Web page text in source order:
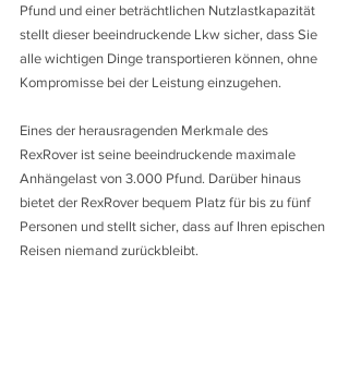
Pfund und einer beträchtlichen Nutzlastkapazität
stellt dieser beeindruckende Lkw sicher, dass Sie
alle wichtigen Dinge transportieren können, ohne
Kompromisse bei der Leistung einzugehen.
Eines der herausragenden Merkmale des
RexRover ist seine beeindruckende maximale
Anhängelast von 3.000 Pfund. Darüber hinaus
bietet der RexRover bequem Platz für bis zu fünf
Personen und stellt sicher, dass auf Ihren epischen
Reisen niemand zurückbleibt.